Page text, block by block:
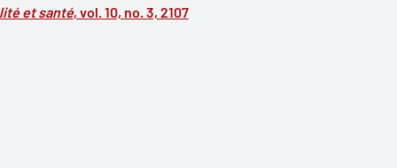
et santé, vol. 10, no. 3, 2107